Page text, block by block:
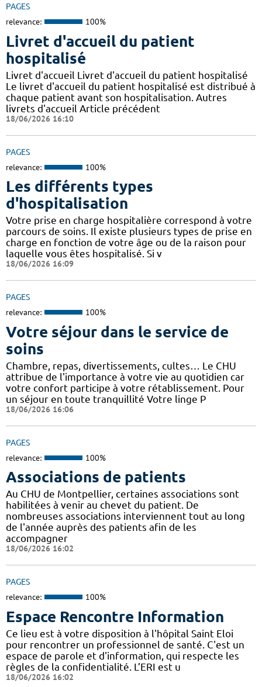
PAGES
relevance: 100%
Livret d'accueil du patient
hospitalisé
Livret d'accueil Livret d'accueil du patient hospitalisé
Le livret d'accueil du patient hospitalisé est distribué à
chaque patient avant son hospitalisation. Autres
livrets d'accueil Article précédent
18/06/2026 16:10
PAGES
relevance: 100%
Les différents types
d'hospitalisation
Votre prise en charge hospitalière correspond à votre
parcours de soins. Il existe plusieurs types de prise en
charge en fonction de votre âge ou de la raison pour
laquelle vous êtes hospitalisé. Si v
18/06/2026 16:09
PAGES
relevance: 100%
Votre séjour dans le service de
soins
Chambre, repas, divertissements, cultes… Le CHU
attribue de l'importance à votre vie au quotidien car
votre confort participe à votre rétablissement. Pour
un séjour en toute tranquillité Votre linge P
18/06/2026 16:06
PAGES
relevance: 100%
Associations de patients
Au CHU de Montpellier, certaines associations sont
habilitées à venir au chevet du patient. De
nombreuses associations interviennent tout au long
de l'année auprès des patients afin de les
accompagner
18/06/2026 16:02
PAGES
relevance: 100%
Espace Rencontre Information
Ce lieu est à votre disposition à l'hôpital Saint Eloi
pour rencontrer un professionnel de santé. C'est un
espace de parole et d'information, qui respecte les
règles de la confidentialité. L’ERI est u
18/06/2026 16:02